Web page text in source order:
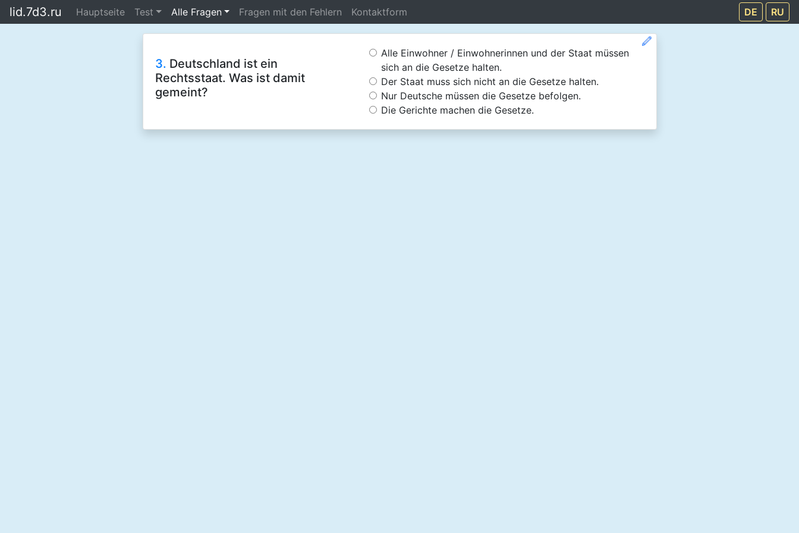
lid.7d3.ru Hauptseite Test Alle Fragen Fragen mit den Fehlern Kontaktform DE RU
3. Deutschland ist ein
Rechtsstaat. Was ist damit
gemeint?
Alle Einwohner / Einwohnerinnen und der Staat müssen
sich an die Gesetze halten.
Der Staat muss sich nicht an die Gesetze halten.
Nur Deutsche müssen die Gesetze befolgen.
Die Gerichte machen die Gesetze.